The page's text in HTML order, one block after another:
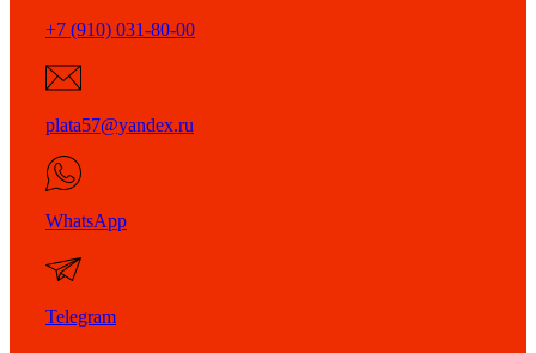
+7 (910) 031-80-00
plata57@yandex.ru
WhatsApp
Telegram